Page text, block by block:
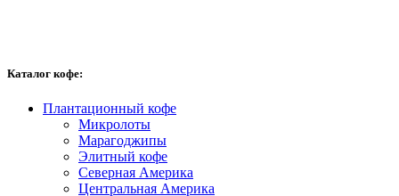
Каталог кофе:
Плантационный кофе
Микролоты
Марагоджипы
Элитный кофе
Северная Америка
Центральная Америка